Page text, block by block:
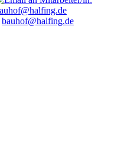
bauhof@halfing.de